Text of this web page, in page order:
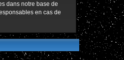
dans notre base de
en cas de